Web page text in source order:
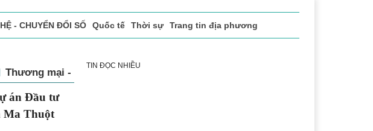
- CHUYỂN ĐỔI SỐ Quốc tế Thời sự Trang tin địa phương
Thương mại - Dịch vụ
sinh
phía
TIN ĐỌC NHIỀU